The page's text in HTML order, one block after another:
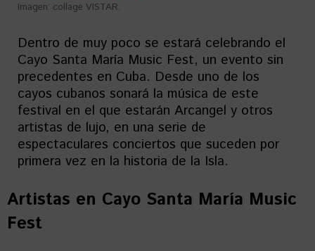
Imagen: collage VISTAR.
Dentro de muy poco se estará celebrando el
Cayo Santa María Music Fest, un evento sin
precedentes en Cuba. Desde uno de los
cayos cubanos sonará la música de este
festival en el que estarán Arcangel y otros
artistas de lujo, en una serie de
espectaculares conciertos que suceden por
primera vez en la historia de la Isla.
Artistas en Cayo Santa María Music
Fest